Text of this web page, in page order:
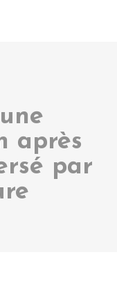
après
par